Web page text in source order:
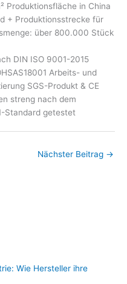
Produktionsfläche in China
+ Produktionsstrecke für
über 800.000 Stück
DIN ISO 9001-2015
Arbeits- und
SGS-Produkt & CE
streng nach dem
Standard getestet
Nächster Beitrag →
Wie Hersteller ihre